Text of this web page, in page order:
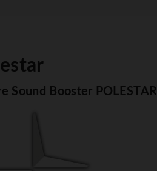
Sound Booster POLESTAR